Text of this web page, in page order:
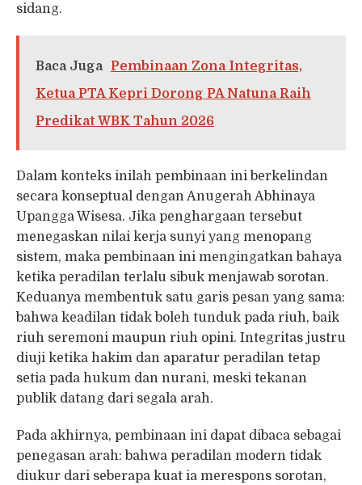
sidang.
Baca Juga
Pembinaan Zona Integritas,
Ketua PTA Kepri Dorong PA Natuna Raih
Predikat WBK Tahun 2026
Dalam konteks inilah pembinaan ini berkelindan
secara konseptual dengan Anugerah Abhinaya
Upangga Wisesa. Jika penghargaan tersebut
menegaskan nilai kerja sunyi yang menopang
sistem, maka pembinaan ini mengingatkan bahaya
ketika peradilan terlalu sibuk menjawab sorotan.
Keduanya membentuk satu garis pesan yang sama:
bahwa keadilan tidak boleh tunduk pada riuh, baik
riuh seremoni maupun riuh opini. Integritas justru
diuji ketika hakim dan aparatur peradilan tetap
setia pada hukum dan nurani, meski tekanan
publik datang dari segala arah.
Pada akhirnya, pembinaan ini dapat dibaca sebagai
penegasan arah: bahwa peradilan modern tidak
diukur dari seberapa kuat ia merespons sorotan,